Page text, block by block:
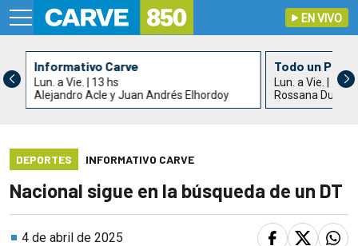
EN VIVO
Informativo Carve
Lun. a Vie. | 13 hs
Alejandro Acle y Juan Andrés Elhordoy
Todo un País
Lun. a Vie. | 15 hs
Rossana Duarte
DEPORTES INFORMATIVO CARVE
Nacional sigue en la búsqueda de un DT
4 de abril de 2025